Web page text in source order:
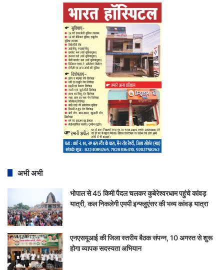
अभी अभी
भोपाल से 45 किमी पैदल चलकर कुबेरेश्वरधाम पहुंचे कांवड़
यात्री, कल निकलेगी एमपी इन्फ्लुएंसर की भव्य कांवड़ यात्रा
एनएसयूआई की जिला स्तरीय बैठक संपन्न, 10 अगस्त से शुरू
होगा व्यापक सदस्यता अभियान